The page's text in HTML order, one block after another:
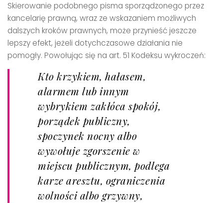
Skierowanie podobnego pisma sporządzonego przez
kancelarię prawną, wraz ze wskazaniem możliwych
dalszych kroków prawnych, może przynieść jeszcze
lepszy efekt, jeżeli dotychczasowe działania nie
pomogły. Powołując się na art. 51 Kodeksu wykroczeń:
Kto krzykiem, hałasem,
alarmem lub innym
wybrykiem zakłóca spokój,
porządek publiczny,
spoczynek nocny albo
wywołuje zgorszenie w
miejscu publicznym, podlega
karze aresztu, ograniczenia
wolności albo grzywny,